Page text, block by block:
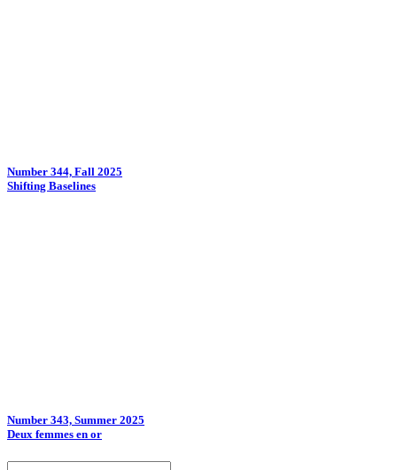
Number 344, Fall 2025
Shifting Baselines
Number 343, Summer 2025
Deux femmes en or